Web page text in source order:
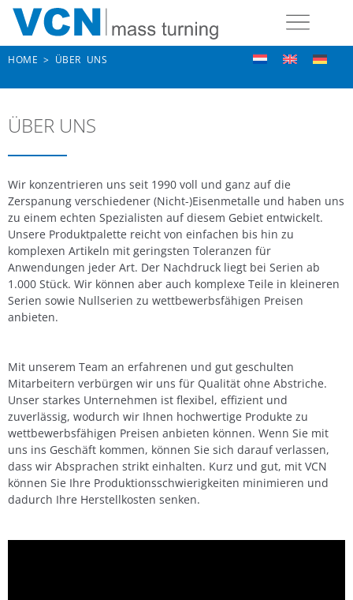
HOME > ÜBER UNS
ÜBER UNS
Wir konzentrieren uns seit 1990 voll und ganz auf die
Zerspanung verschiedener (Nicht-)Eisenmetalle und haben uns
zu einem echten Spezialisten auf diesem Gebiet entwickelt.
Unsere Produktpalette reicht von einfachen bis hin zu
komplexen Artikeln mit geringsten Toleranzen für
Anwendungen jeder Art. Der Nachdruck liegt bei Serien ab
1.000 Stück. Wir können aber auch komplexe Teile in kleineren
Serien sowie Nullserien zu wettbewerbsfähigen Preisen
anbieten.
Mit unserem Team an erfahrenen und gut geschulten
Mitarbeitern verbürgen wir uns für Qualität ohne Abstriche.
Unser starkes Unternehmen ist flexibel, effizient und
zuverlässig, wodurch wir Ihnen hochwertige Produkte zu
wettbewerbsfähigen Preisen anbieten können. Wenn Sie mit
uns ins Geschäft kommen, können Sie sich darauf verlassen,
dass wir Absprachen strikt einhalten. Kurz und gut, mit VCN
können Sie Ihre Produktionsschwierigkeiten minimieren und
dadurch Ihre Herstellkosten senken.